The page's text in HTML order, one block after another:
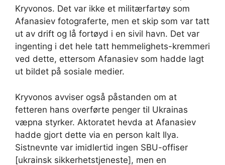
Kryvonos. Det var ikke et militærfartøy som
Afanasiev fotograferte, men et skip som var tatt
ut av drift og lå fortøyd i en sivil havn. Det var
ingenting i det hele tatt hemmelighets-kremmeri
ved dette, ettersom Afanasiev som hadde lagt
ut bildet på sosiale medier.
Kryvonos avviser også påstanden om at
fetteren hans overførte penger til Ukrainas
væpna styrker. Aktoratet hevda at Afanasiev
hadde gjort dette via en person kalt Ilya.
Sistnevnte var imidlertid ingen SBU-offiser
[ukrainsk sikkerhetstjeneste], men en